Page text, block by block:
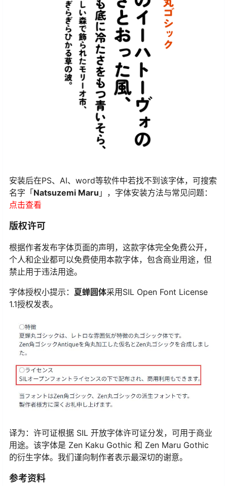
安装后在PS、AI、word等软件中若找不到该字体，可搜索
名字「Natsuzemi Maru 」，字体安装方法与常见问题：
点击查看
版权许可
根据作者发布字体页面的声明，这款字体完全免费公开，
个人和企业都可以免费使用本款字体，包含商业用途，但
禁止用于违法用途。
字体授权小提示： 夏蝉圆体采用SIL Open Font License
1.1授权发表。
译为：许可证根据 SIL 开放字体许可证分发，可用于商业
用途。该字体是 Zen Kaku Gothic 和 Zen Maru Gothic
的衍生字体。我们谨向制作者表示最深切的谢意。
参考资料